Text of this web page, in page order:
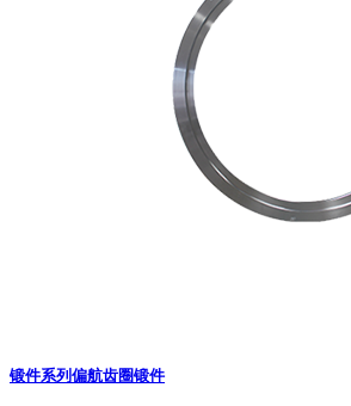
锻件系列 偏航齿圈锻件